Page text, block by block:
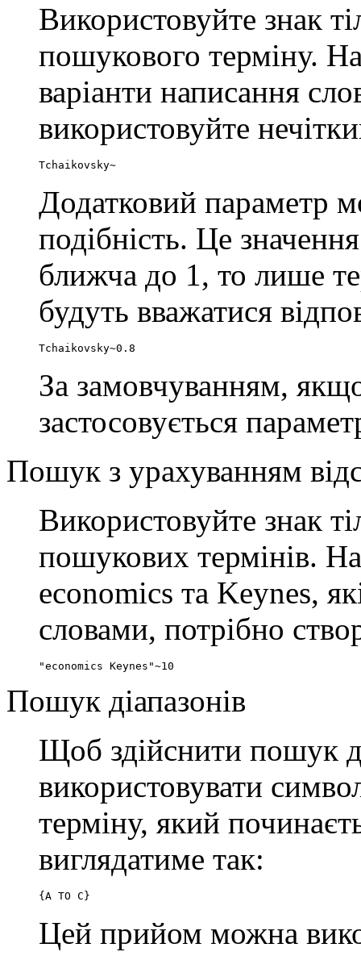
Використовуйте знак
пошукового терміну.
варіанти написання
використовуйте
Tchaikovsky~
Додатковий параметр
подібність. Це
ближча до 1, то лише
будуть вважатися
Tchaikovsky~0.8
За замовчуванням,
застосовується
Пошук з урахуванням
Використовуйте знак
пошукових термінів.
economics та Keynes,
словами, потрібно
"economics Keynes"~10
Пошук діапазонів
Щоб здійснити пошук
використовувати
терміну, який
виглядатиме так:
{A TO C}
Цей прийом можна